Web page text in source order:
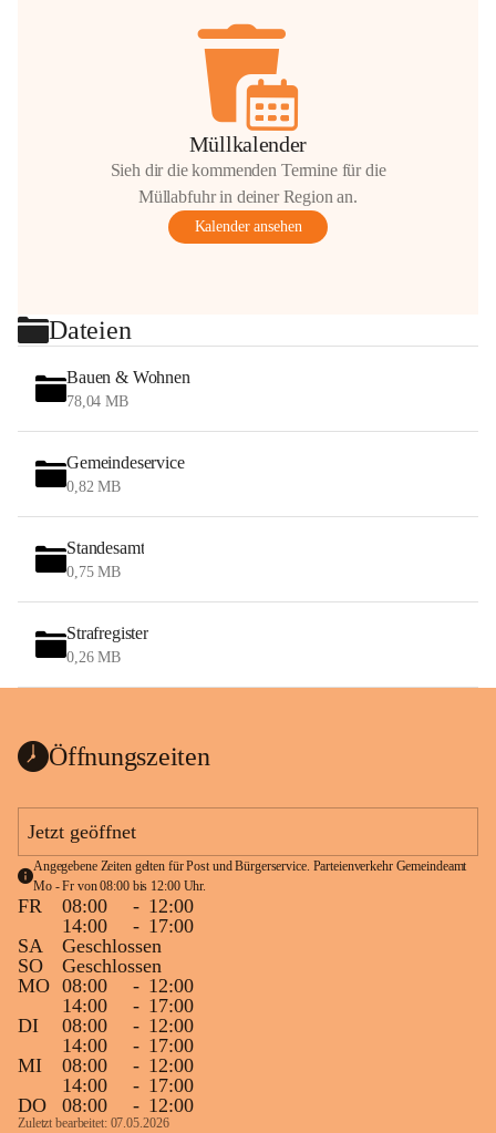
Müllkalender
Sieh dir die kommenden Termine für die
Müllabfuhr in deiner Region an.
Kalender ansehen
Dateien
Bauen & Wohnen
78,04 MB
Gemeindeservice
0,82 MB
Standesamt
0,75 MB
Strafregister
0,26 MB
Öffnungszeiten
Jetzt geöffnet
Angegebene Zeiten gelten für Post und Bürgerservice. Parteienverkehr Gemeindeamt
Mo - Fr von 08:00 bis 12:00 Uhr.
FR 08:00 - 12:00
14:00
- 17:00
SA
Geschlossen
SO
Geschlossen
MO 08:00 - 12:00
14:00
- 17:00
DI
08:00 - 12:00
14:00
- 17:00
MI
08:00 - 12:00
14:00
- 17:00
DO
08:00 - 12:00
Zuletzt bearbeitet: 07.05.2026